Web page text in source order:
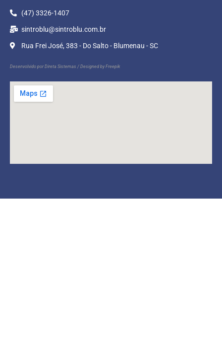
(47) 3326-1407
sintroblu@sintroblu.com.br
Rua Frei José, 383 - Do Salto - Blumenau - SC
Desenvolvido por Direta Sistemas / Designed by Freepik